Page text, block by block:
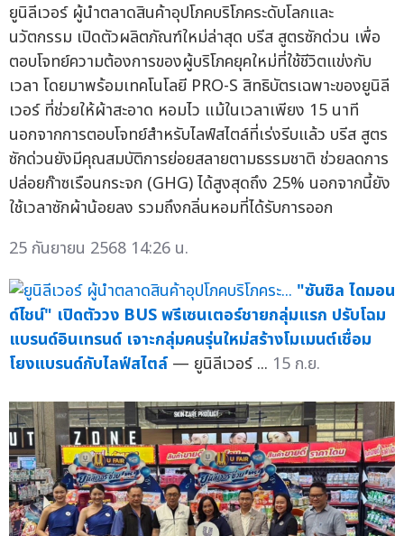
ยูนิลีเวอร์ ผู้นำตลาดสินค้าอุปโภคบริโภคระดับโลกและ
นวัตกรรม เปิดตัวผลิตภัณฑ์ใหม่ล่าสุด บรีส สูตรซักด่วน เพื่อ
ตอบโจทย์ความต้องการของผู้บริโภคยุคใหม่ที่ใช้ชีวิตแข่งกับ
เวลา โดยมาพร้อมเทคโนโลยี PRO-S สิทธิบัตรเฉพาะของยูนิลี
เวอร์ ที่ช่วยให้ผ้าสะอาด หอมไว แม้ในเวลาเพียง 15 นาที
นอกจากการตอบโจทย์สำหรับไลฟ์สไตล์ที่เร่งรีบแล้ว บรีส สูตร
ซักด่วนยังมีคุณสมบัติการย่อยสลายตามธรรมชาติ ช่วยลดการ
ปล่อยก๊าซเรือนกระจก (GHG) ได้สูงสุดถึง 25% นอกจากนี้ยัง
ใช้เวลาซักผ้าน้อยลง รวมถึงกลิ่นหอมที่ได้รับการออก
25 กันยายน 2568 14:26 น.
"ซันซิล ไดมอน
ด์ไชน์" เปิดตัววง BUS พรีเซนเตอร์ชายกลุ่มแรก ปรับโฉม
แบรนด์อินเทรนด์ เจาะกลุ่มคนรุ่นใหม่สร้างโมเมนต์เชื่อม
โยงแบรนด์กับไลฟ์สไตล์ — ยูนิลีเวอร์ ... 15 ก.ย.